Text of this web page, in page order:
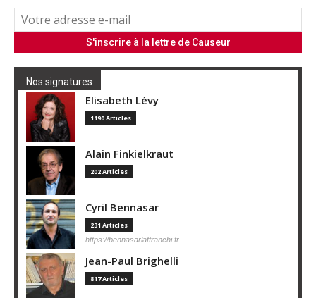
Nos signatures
Elisabeth Lévy
1190 Articles
Alain Finkielkraut
202 Articles
Cyril Bennasar
231 Articles
https://bennasarlaffranchi.fr
Jean-Paul Brighelli
817 Articles